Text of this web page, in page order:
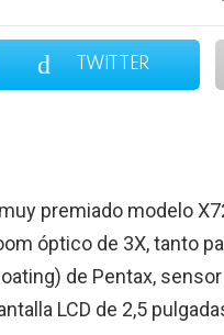
TWITTER
premiado modelo
óptico de 3X, tanto
de Pentax,
LCD de 2,5